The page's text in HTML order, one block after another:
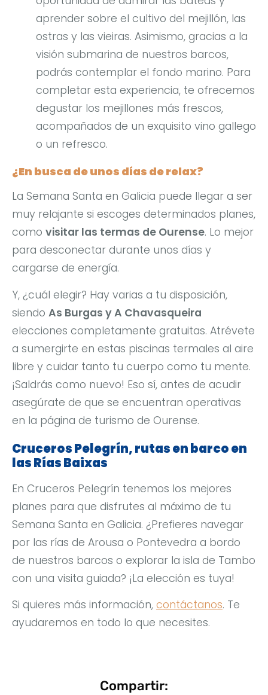
aprender sobre el cultivo del mejillón, las
ostras y las vieiras. Asimismo, gracias a la
visión submarina de nuestros barcos,
podrás contemplar el fondo marino. Para
completar esta experiencia, te ofrecemos
degustar los mejillones más frescos,
acompañados de un exquisito vino gallego
o un refresco.
¿En busca de unos días de relax?
La Semana Santa en Galicia puede llegar a ser
muy relajante si escoges determinados planes,
como visitar las termas de Ourense. Lo mejor
para desconectar durante unos días y
cargarse de energía.
Y, ¿cuál elegir? Hay varias a tu disposición,
siendo As Burgas y A Chavasqueira
elecciones completamente gratuitas. Atrévete
a sumergirte en estas piscinas termales al aire
libre y cuidar tanto tu cuerpo como tu mente.
¡Saldrás como nuevo! Eso sí, antes de acudir
asegúrate de que se encuentran operativas
en la página de turismo de Ourense.
Cruceros Pelegrín, rutas en barco en
las Rías Baixas
En Cruceros Pelegrín tenemos los mejores
planes para que disfrutes al máximo de tu
Semana Santa en Galicia. ¿Prefieres navegar
por las rías de Arousa o Pontevedra a bordo
de nuestros barcos o explorar la isla de Tambo
con una visita guiada? ¡La elección es tuya!
Si quieres más información, contáctanos. Te
ayudaremos en todo lo que necesites.
Compartir: